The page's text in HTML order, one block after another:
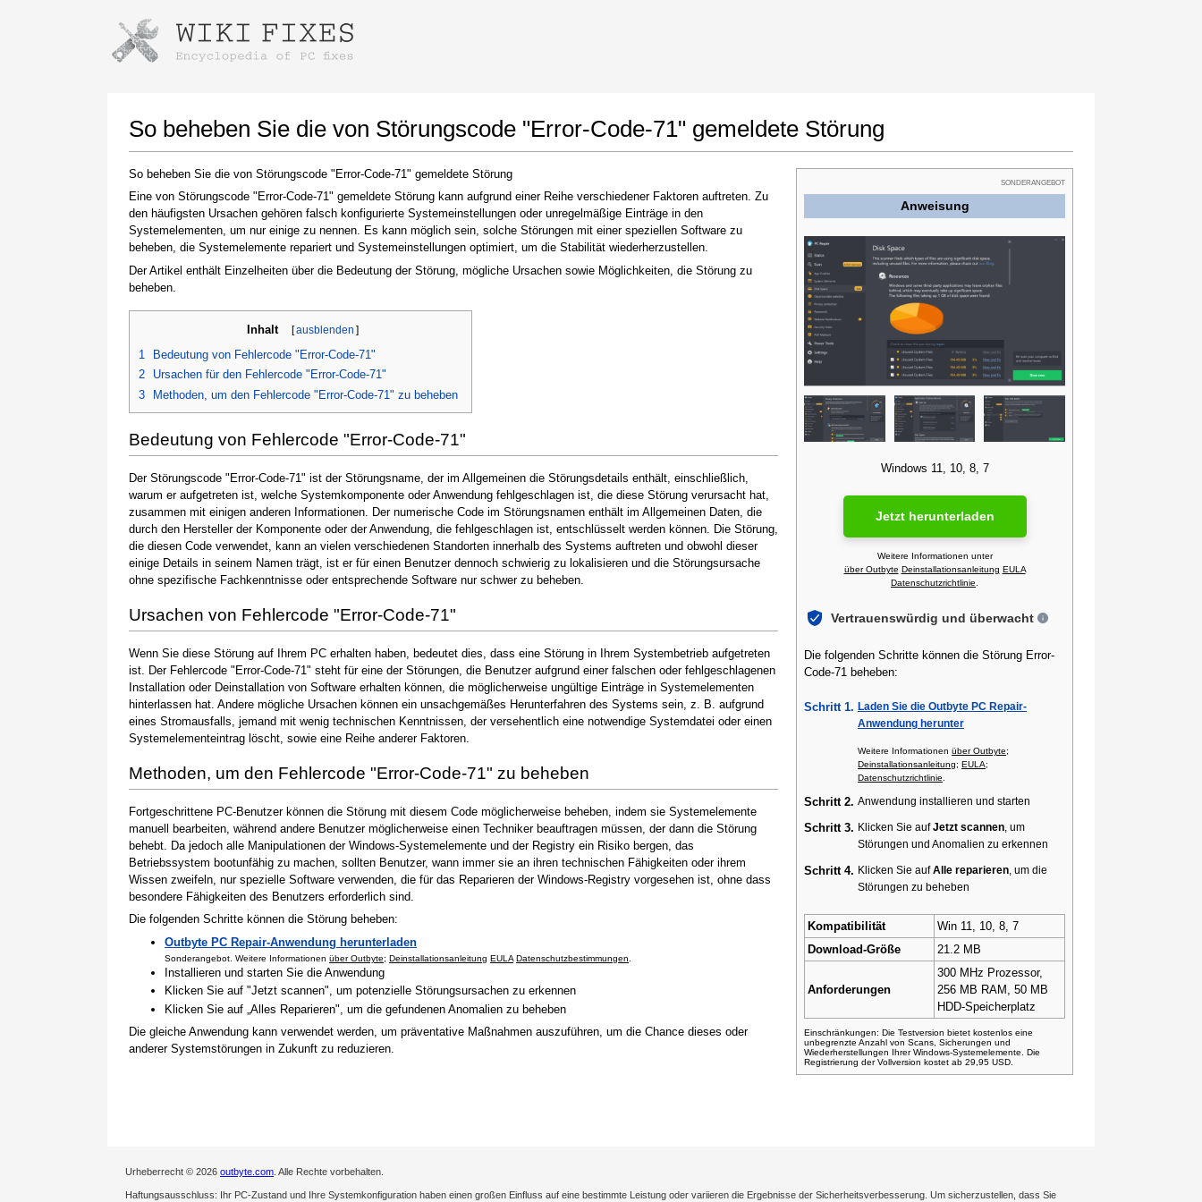
So beheben Sie die von Störungscode "Error-Code-71" gemeldete Störung
So beheben Sie die von Störungscode "Error-Code-71" gemeldete Störung
Eine von Störungscode "Error-Code-71" gemeldete Störung kann aufgrund einer Reihe verschiedener Faktoren auftreten. Zu
den häufigsten Ursachen gehören falsch konfigurierte Systemeinstellungen oder unregelmäßige Einträge in den
Systemelementen, um nur einige zu nennen. Es kann möglich sein, solche Störungen mit einer speziellen Software zu
beheben, die Systemelemente repariert und Systemeinstellungen optimiert, um die Stabilität wiederherzustellen.
Der Artikel enthält Einzelheiten über die Bedeutung der Störung, mögliche Ursachen sowie Möglichkeiten, die Störung zu
beheben.
Inhalt [ausblenden ]
1
Bedeutung von Fehlercode "Error-Code-71"
2
Ursachen für den Fehlercode "Error-Code-71"
3
Methoden, um den Fehlercode "Error-Code-71" zu beheben
Bedeutung von Fehlercode "Error-Code-71"
Der Störungscode "Error-Code-71" ist der Störungsname, der im Allgemeinen die Störungsdetails enthält, einschließlich,
warum er aufgetreten ist, welche Systemkomponente oder Anwendung fehlgeschlagen ist, die diese Störung verursacht hat,
zusammen mit einigen anderen Informationen. Der numerische Code im Störungsnamen enthält im Allgemeinen Daten, die
durch den Hersteller der Komponente oder der Anwendung, die fehlgeschlagen ist, entschlüsselt werden können. Die Störung,
die diesen Code verwendet, kann an vielen verschiedenen Standorten innerhalb des Systems auftreten und obwohl dieser
einige Details in seinem Namen trägt, ist er für einen Benutzer dennoch schwierig zu lokalisieren und die Störungsursache
ohne spezifische Fachkenntnisse oder entsprechende Software nur schwer zu beheben.
Ursachen von Fehlercode "Error-Code-71"
Wenn Sie diese Störung auf Ihrem PC erhalten haben, bedeutet dies, dass eine Störung in Ihrem Systembetrieb aufgetreten
ist. Der Fehlercode "Error-Code-71" steht für eine der Störungen, die Benutzer aufgrund einer falschen oder fehlgeschlagenen
Installation oder Deinstallation von Software erhalten können, die möglicherweise ungültige Einträge in Systemelementen
hinterlassen hat. Andere mögliche Ursachen können ein unsachgemäßes Herunterfahren des Systems sein, z. B. aufgrund
eines Stromausfalls, jemand mit wenig technischen Kenntnissen, der versehentlich eine notwendige Systemdatei oder einen
Systemelementeintrag löscht, sowie eine Reihe anderer Faktoren.
Methoden, um den Fehlercode "Error-Code-71" zu beheben
Fortgeschrittene PC-Benutzer können die Störung mit diesem Code möglicherweise beheben, indem sie Systemelemente
manuell bearbeiten, während andere Benutzer möglicherweise einen Techniker beauftragen müssen, der dann die Störung
behebt. Da jedoch alle Manipulationen der Windows-Systemelemente und der Registry ein Risiko bergen, das
Betriebssystem bootunfähig zu machen, sollten Benutzer, wann immer sie an ihren technischen Fähigkeiten oder ihrem
Wissen zweifeln, nur spezielle Software verwenden, die für das Reparieren der Windows-Registry vorgesehen ist, ohne dass
besondere Fähigkeiten des Benutzers erforderlich sind.
Die folgenden Schritte können die Störung beheben:
Outbyte PC Repair-Anwendung herunterladen
Sonderangebot. Weitere Informationen über Outbyte; Deinstallationsanleitung EULA Datenschutzbestimmungen
Installieren und starten Sie die Anwendung
Klicken Sie auf "Jetzt scannen", um potenzielle Störungsursachen zu erkennen
Klicken Sie auf „Alles Reparieren", um die gefundenen Anomalien zu beheben
Die gleiche Anwendung kann verwendet werden, um präventative Maßnahmen auszuführen, um die Chance dieses oder
anderer Systemstörungen in Zukunft zu reduzieren.
SONDERANGEBOT
Anweisung
Windows 11, 10, 8, 7
Jetzt herunterladen
Weitere Informationen unter
über Outbyte Deinstallationsanleitung EULA
Datenschutzrichtlinie
Vertrauenswürdig und überwacht
Die folgenden Schritte können die Störung Error-
Code-71 beheben:
Schritt 1. Laden Sie die Outbyte PC Repair-
Anwendung herunter
Weitere Informationen über Outbyte;
Deinstallationsanleitung; EULA;
Datenschutzrichtlinie
Schritt 2. Anwendung installieren und starten
Schritt 3. Klicken Sie aufJetzt scannen , um
Störungen und Anomalien zu erkennen
Schritt 4. Klicken Sie aufAlle reparieren , um die
Störungen zu beheben
Kompatibilität
Win 11, 10, 8, 7
Download-Größe
21.2 MB
Anforderungen
300 MHz Prozessor,
256 MB RAM, 50 MB
HDD-Speicherplatz
Einschränkungen: Die Testversion bietet kostenlos eine
unbegrenzte Anzahl von Scans, Sicherungen und
Wiederherstellungen Ihrer Windows-Systemelemente. Die
Registrierung der Vollversion kostet ab 29,95 USD.
Urheberrecht © 2026 outbyte.com . Alle Rechte vorbehalten.
Haftungsausschluss: Ihr PC-Zustand und Ihre Systemkonfiguration haben einen großen Einfluss auf eine bestimmte Leistung oder variieren die Ergebnisse der Sicherheitsverbesserung. Um sicherzustellen, dass Sie
Anweisungen zum Herunterladen mit Google Chrome
Klicken Sie nach Abschluss des Downloads auf
den Link zur heruntergeladenen Datei